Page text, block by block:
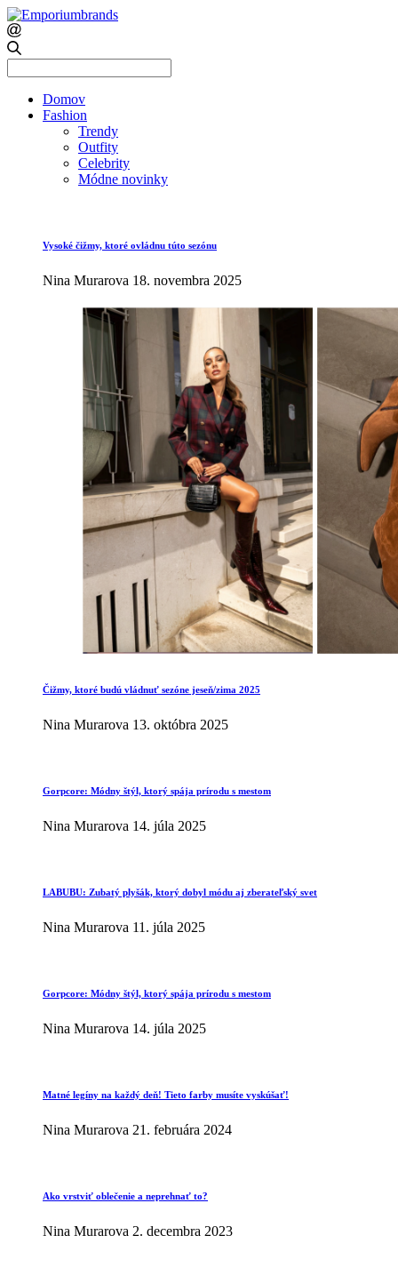
for:
Domov
Fashion
Trendy
Outfity
Celebrity
Módne novinky
Vysoké čižmy, ktoré ovládnu túto sezónu
Nina Murarova 18. novembra 2025
Čižmy, ktoré budú vládnuť sezóne jeseň/zima 2025
Nina Murarova 13. októbra 2025
Gorpcore: Módny štýl, ktorý spája prírodu s mestom
Nina Murarova 14. júla 2025
LABUBU: Zubatý plyšák, ktorý dobyl módu aj zberateľský svet
Nina Murarova 11. júla 2025
Gorpcore: Módny štýl, ktorý spája prírodu s mestom
Nina Murarova 14. júla 2025
Matné legíny na každý deň! Tieto farby musíte vyskúšať!
Nina Murarova 21. februára 2024
Ako vrstviť oblečenie a neprehnať to?
Nina Murarova 2. decembra 2023